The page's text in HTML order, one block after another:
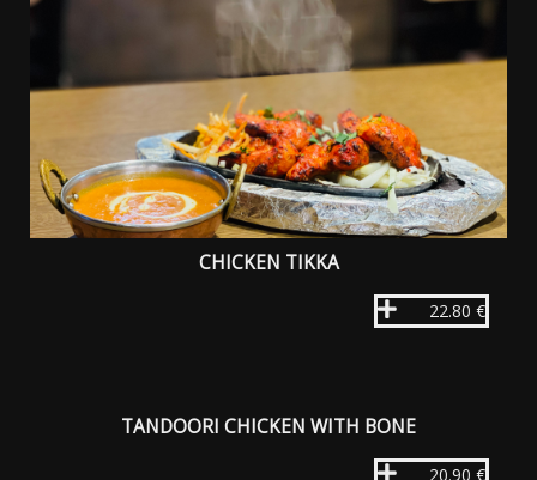
CHICKEN TIKKA
22.80 €
TANDOORI CHICKEN WITH BONE
20.90 €